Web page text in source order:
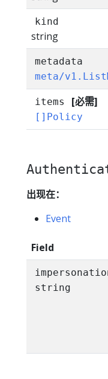
kind
string
metadata
meta/
items [必需]
[]Policy
出现在：
Event
Field
string